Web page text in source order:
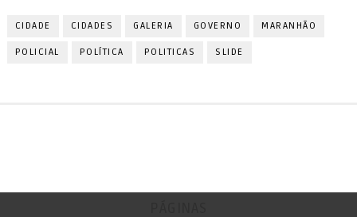
CIDADE CIDADES GALERIA GOVERNO MARANHÃO
POLICIAL POLÍTICA POLITICAS SLIDE